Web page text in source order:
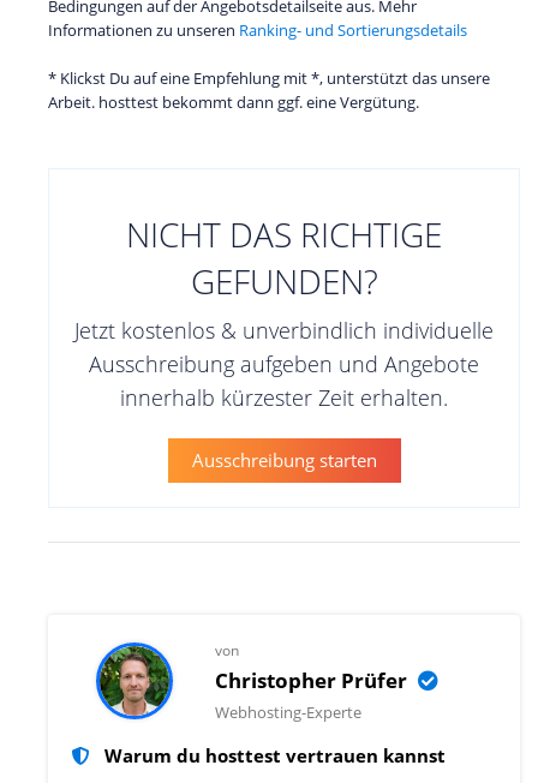
Bedingungen auf der Angebotsdetailseite aus. Mehr
Informationen zu unseren Ranking- und Sortierungsdetails
* Klickst Du auf eine Empfehlung mit *, unterstützt das unsere
Arbeit. hosttest bekommt dann ggf. eine Vergütung.
NICHT DAS RICHTIGE
GEFUNDEN?
Jetzt kostenlos & unverbindlich individuelle
Ausschreibung aufgeben und Angebote
innerhalb kürzester Zeit erhalten.
Ausschreibung starten
von
Christopher Prüfer
Webhosting-Experte
Warum du hosttest vertrauen kannst